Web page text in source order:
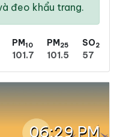
đeo khẩu trang.
PM10
101.7
PM25
101.5
SO2
57
06:29 PM